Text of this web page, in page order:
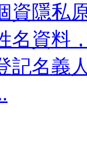
資隱私
名資料
記名義